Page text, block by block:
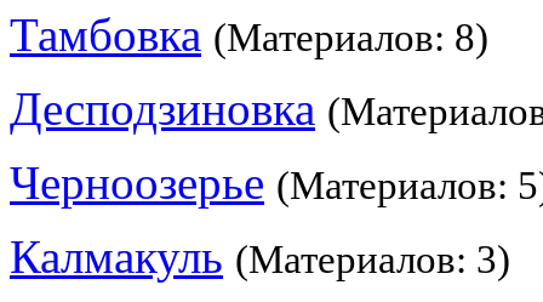
Тамбовка (Материалов: 8)
Десподзиновка
Черноозерье (Материалов:
Калмакуль (Материалов: 3)